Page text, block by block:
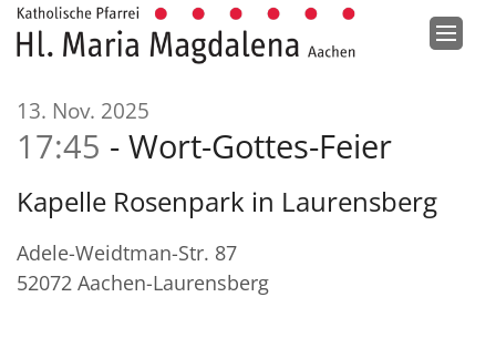
Zum Inhalt springen
13. Nov. 2025
17:45 Wort-Gottes-Feier
Kapelle Rosenpark in Laurensberg
Adele-Weidtman-Str. 87
52072 Aachen-Laurensberg